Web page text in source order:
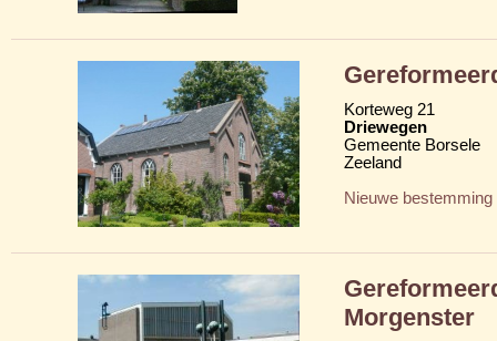
Korteweg 21
Driewegen
Gemeente Borsele
Zeeland
Nieuwe bestemming
Morgenster